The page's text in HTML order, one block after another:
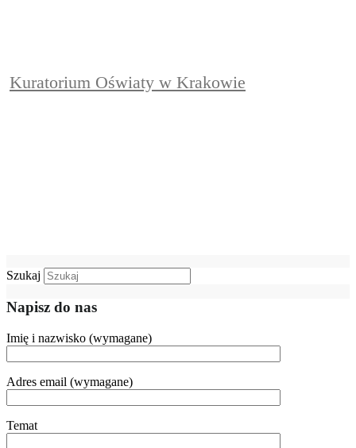
Kuratorium Oświaty w Krakowie
Szukaj
Napisz do nas
Imię i nazwisko (wymagane)
Adres email (wymagane)
Temat